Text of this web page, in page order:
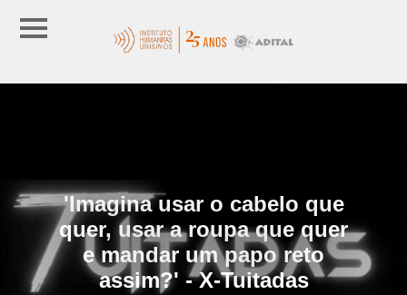
'Imagina usar o cabelo que
quer, usar a roupa que quer
e mandar um papo reto
assim?' - X-Tuitadas